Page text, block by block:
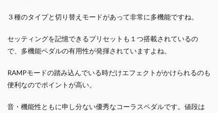
３種のタイプと切り替えモードがあって非常に多機能ですね。
セッティングを記憶できるプリセットも１つ搭載されているの
で、多機能ペダルの有用性が発揮されていますよね。
RAMPモードの踏み込んでいる時だけエフェクトがかけられるのも
便利なのでポイントが高い。
音・機能性ともに申し分ない優秀なコーラスペダルです。値段は